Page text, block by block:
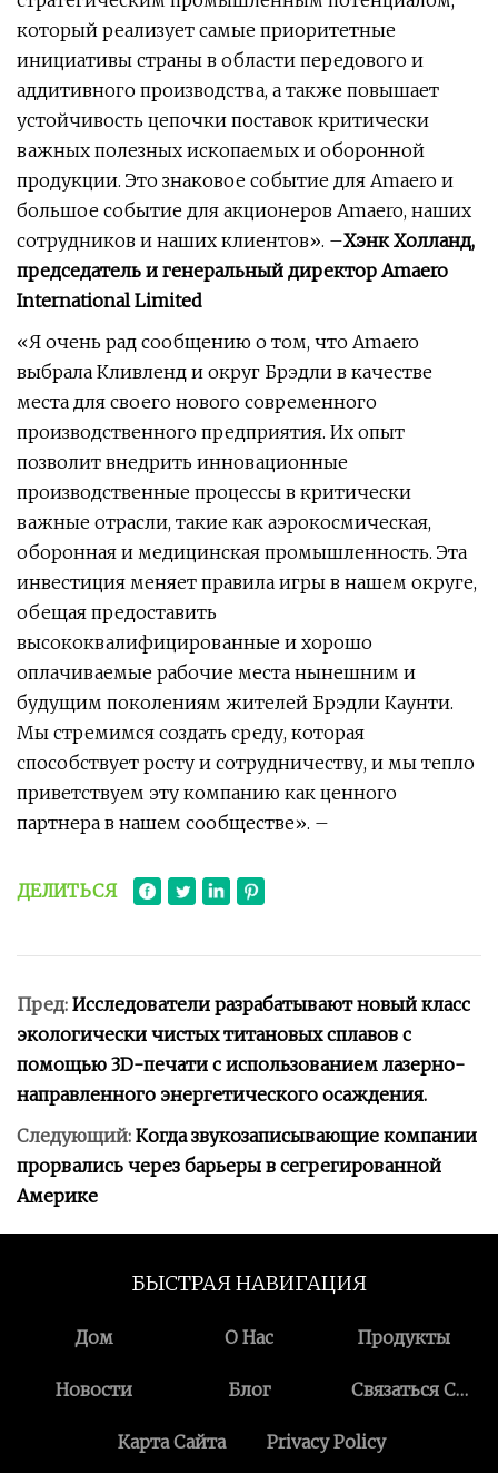
который реализует самые приоритетные
инициативы страны в области передового и
аддитивного производства, а также повышает
устойчивость цепочки поставок критически
важных полезных ископаемых и оборонной
продукции. Это знаковое событие для Amaero и
большое событие для акционеров Amaero, наших
сотрудников и наших клиентов». –Хэнк Холланд,
председатель и генеральный директор Amaero
International Limited
«Я очень рад сообщению о том, что Amaero
выбрала Кливленд и округ Брэдли в качестве
места для своего нового современного
производственного предприятия. Их опыт
позволит внедрить инновационные
производственные процессы в критически
важные отрасли, такие как аэрокосмическая,
оборонная и медицинская промышленность. Эта
инвестиция меняет правила игры в нашем округе,
обещая предоставить
высококвалифицированные и хорошо
оплачиваемые рабочие места нынешним и
будущим поколениям жителей Брэдли Каунти.
Мы стремимся создать среду, которая
способствует росту и сотрудничеству, и мы тепло
приветствуем эту компанию как ценного
партнера в нашем сообществе». –
ДЕЛИТЬСЯ
Пред: Исследователи разрабатывают новый класс
экологически чистых титановых сплавов с
помощью 3D-печати с использованием лазерно-
направленного энергетического осаждения.
Следующий: Когда звукозаписывающие компании
прорвались через барьеры в сегрегированной
Америке
БЫСТРАЯ НАВИГАЦИЯ
Дом О Нас Продукты
Новости Блог
Связаться С
Карта Сайта
Privacy Policy